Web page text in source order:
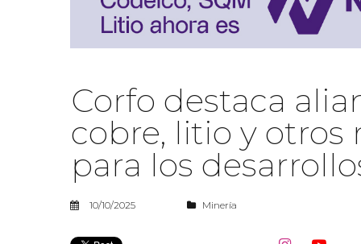
Corfo destaca
cobre, litio y otros
para los
10/10/2025 Minería